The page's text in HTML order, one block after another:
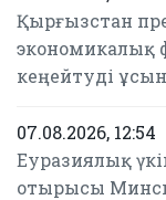
Қырғызстан
экономикалық
кеңейтуді
07.08.2026, 12:54
Еуразиялық
отырысы